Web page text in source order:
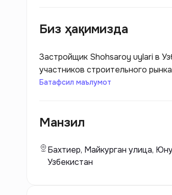
Биз ҳақимизда
Застройщик Shohsaroy uylari в
участников строительного
современных жилых
семей с различными
Батафсил маълумот
Манзил
Бахтиер, Майкурган улица,
Узбекистан